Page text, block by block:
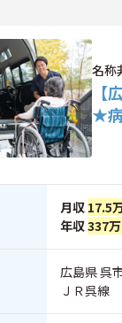
名称
★病
月収 17.5
年収337
広島県 呉
ＪＲ呉線